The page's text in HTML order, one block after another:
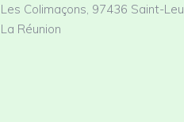
Les Colimaçons, 97436 Saint-Leu,
La Réunion